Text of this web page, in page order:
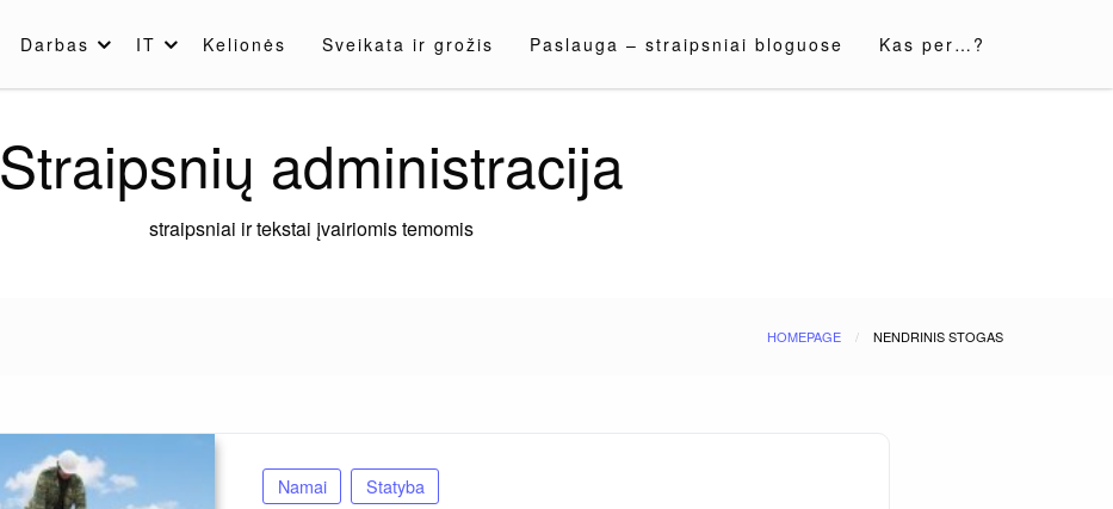
Darbas IT Kelionės Sveikata ir grožis Paslauga – straipsniai bloguose Kas per…?
Straipsnių administracija
straipsniai ir tekstai įvairiomis temomis
HOMEPAGE NENDRINIS STOGAS
Namai Statyba